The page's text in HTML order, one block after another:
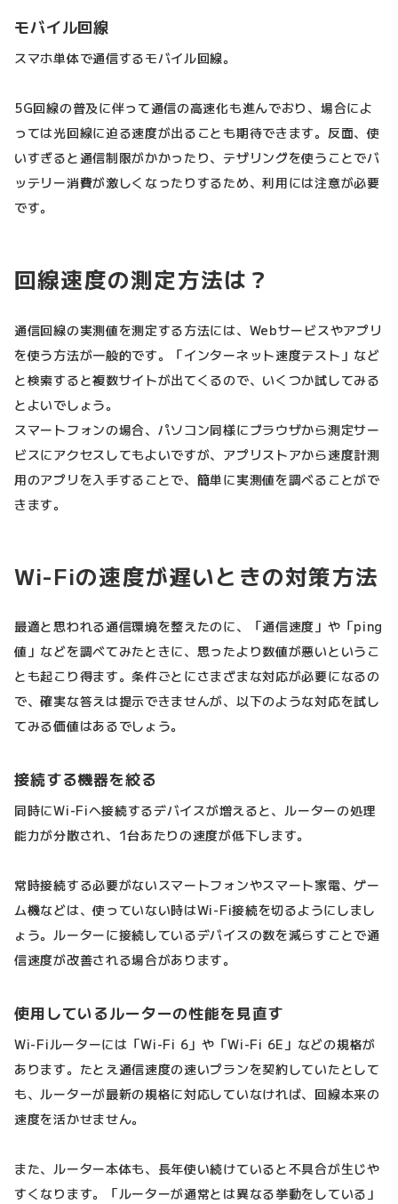
モバイル回線
スマホ単体で通信するモバイル回線。
5G回線の普及に伴って通信の高速化も進んでおり、場合によ
っては光回線に迫る速度が出ることも期待できます。反面、使
いすぎると通信制限がかかったり、テザリングを使うことでバ
ッテリー消費が激しくなったりするため、利用には注意が必要
です。
回線速度の測定方法は？
通信回線の実測値を測定する方法には、Webサービスやアプリ
を使う方法が一般的です。「インターネット速度テスト」など
と検索すると複数サイトが出てくるので、いくつか試してみる
とよいでしょう。
スマートフォンの場合、パソコン同様にブラウザから測定サー
ビスにアクセスしてもよいですが、アプリストアから速度計測
用のアプリを入手することで、簡単に実測値を調べることがで
きます。
Wi-Fiの速度が遅いときの対策方法
最適と思われる通信環境を整えたのに、「通信速度」や「ping
値」などを調べてみたときに、思ったより数値が悪いというこ
とも起こり得ます。条件ごとにさまざまな対応が必要になるの
で、確実な答えは提示できませんが、以下のような対応を試し
てみる価値はあるでしょう。
接続する機器を絞る
同時にWi-Fiへ接続するデバイスが増えると、ルーターの処理
能力が分散され、1台あたりの速度が低下します。
常時接続する必要がないスマートフォンやスマート家電、ゲー
ム機などは、使っていない時はWi-Fi接続を切るようにしまし
ょう。ルーターに接続しているデバイスの数を減らすことで通
信速度が改善される場合があります。
使用しているルーターの性能を見直す
Wi-Fiルーターには「Wi-Fi 6」や「Wi-Fi 6E」などの規格が
あります。たとえ通信速度の速いプランを契約していたとして
も、ルーターが最新の規格に対応していなければ、回線本来の
速度を活かせません。
また、ルーター本体も、長年使い続けていると不具合が生じや
すくなります。「ルーターが通常とは異なる挙動をしている」